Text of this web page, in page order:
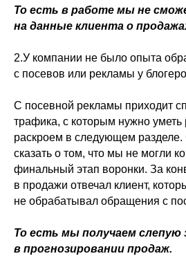
То есть в работе мы не
на данные клиента о
2.У компании не было опыта
с посевов или рекламы у
С посевной рекламы приходит
трафика, с которым нужно
раскроем в следующем
сказать о том, что мы не могли
финальный этап воронки. За
в продажи отвечал клиент,
не обрабатывал обращения с
То есть мы получаем слепую
в прогнозировании продаж.